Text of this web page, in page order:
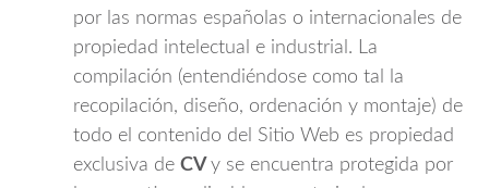
por las normas españolas o internacionales de
propiedad intelectual e industrial. La
compilación (entendiéndose como tal la
recopilación, diseño, ordenación y montaje) de
todo el contenido del Sitio Web es propiedad
exclusiva de CV y se encuentra protegida por